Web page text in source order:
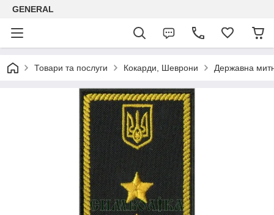
GENERAL
Товари та послуги Кокарди, Шеврони Державна